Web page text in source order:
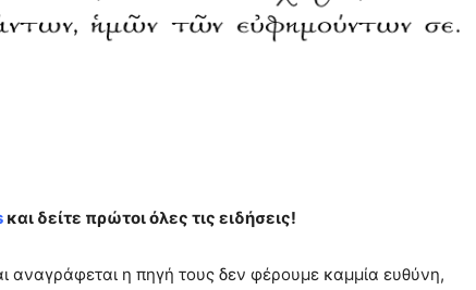
και δείτε πρώτοι όλες τις ειδήσεις!
αναγράφεται η πηγή τους δεν φέρουμε καμμία ευθύνη,